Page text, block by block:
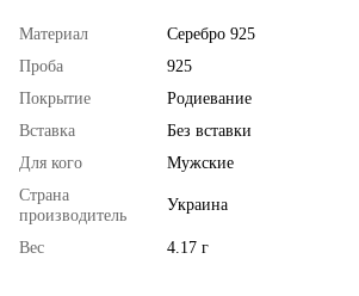
Материал
Серебро 925
Проба
925
Покрытие
Родиевание
Вставка
Без вставки
Для кого
Мужские
Страна
производитель
Украина
Вес 4.17 г